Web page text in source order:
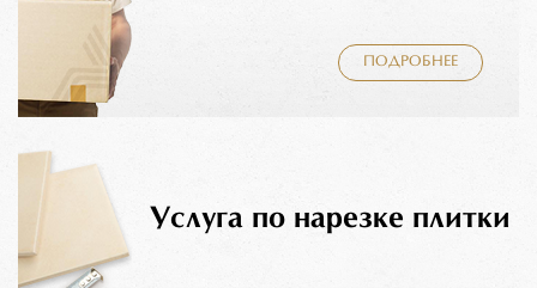
ПОДРОБНЕЕ
Услуга по нарезке плитки